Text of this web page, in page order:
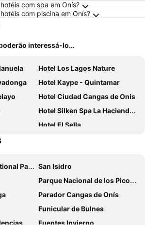
com spa em Onís?
com piscina em Onís?
interessá-lo...
Hotel Los Lagos Nature
Hotel Kaype - Quintamar
Hotel Ciudad Cangas de Onis
Hotel Silken Spa La Hacienda de Don Juan
Hotel El Sella
Onís
Miracielos
Pasera
Hotel Santa Cruz
La Ruta de Cabrales
Los Acebos Arriondas
Park
San Isidro
Parque Nacional de los Picos de Europa
Parador Cangas de Onís
Funicular de Bulnes
Fuentes Invierno